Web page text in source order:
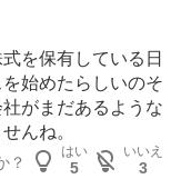
を保有している日
始めたらしいのそ
がまだあるような
んね。
？
はい
5
いいえ
3